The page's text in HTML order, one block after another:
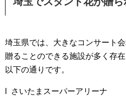
埼玉県では、大きなコンサート
贈ることのできる施設が多く存
以下の通りです。
l さいたまスーパーアリーナ